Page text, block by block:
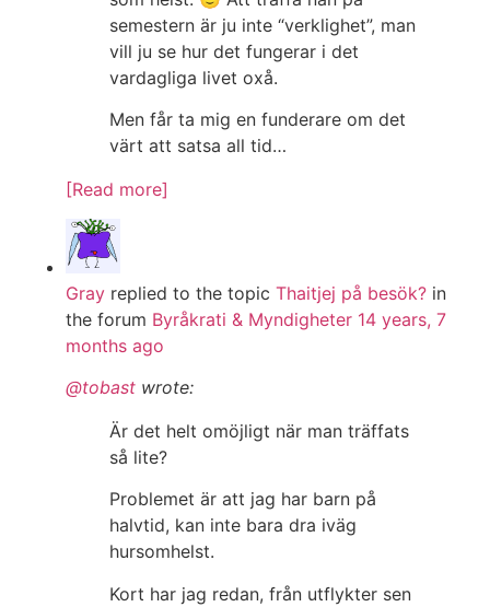
semestern är ju inte “verklighet”, man
vill ju se hur det fungerar i det
vardagliga livet oxå.
Men får ta mig en funderare om det
värt att satsa all tid…
[Read more]
Gray replied to the topic Thaitjej på besök? in
the forum Byråkrati & Myndigheter 14 years, 7
months ago
@tobast wrote:
Är det helt omöjligt när man träffats
så lite?
Problemet är att jag har barn på
halvtid, kan inte bara dra iväg
hursomhelst.
Kort har jag redan, från utflykter sen